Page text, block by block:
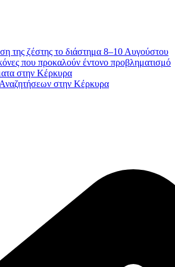
της ζέστης το διάστημα 8–10 Αυγούστου
που προκαλούν έντονο προβληματισμό
στην Κέρκυρα
στην Κέρκυρα